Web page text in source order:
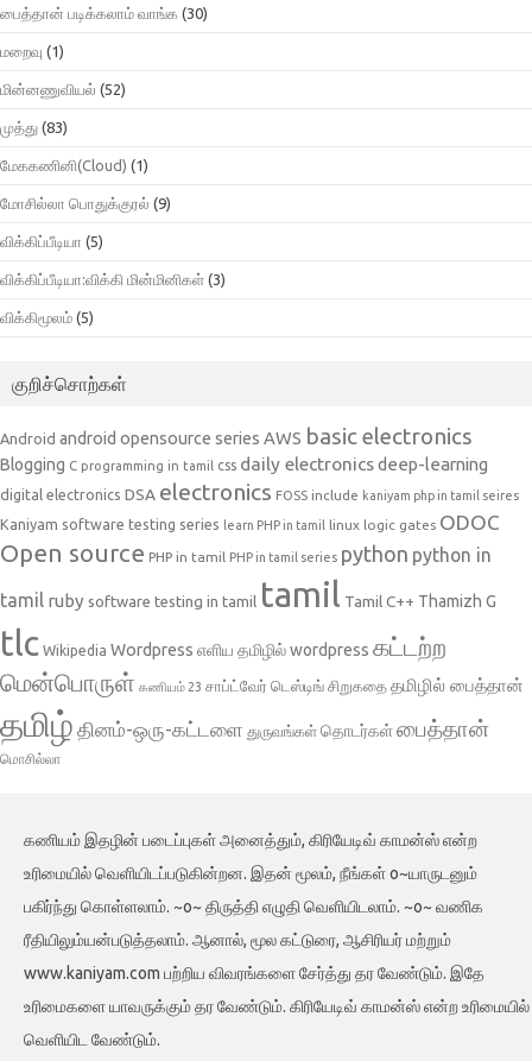
பைத்தான் படிக்கலாம் வாங்க (30)
மறைவு (1)
மின்னணுவியல் (52)
முத்து (83)
மேககணினி(Cloud) (1)
மோசில்லா பொதுக்குரல் (9)
விக்கிப்பீடியா (5)
விக்கிப்பீடியா:விக்கி மின்மினிகள் (3)
விக்கிமூலம் (5)
குறிச்சொற்கள்
Android android opensource series AWS basic electronics
Blogging C programming in tamil css daily electronicsdeep-learning
digital electronics DSA electronics FOSS include kaniyam php in tamil seires
Kaniyam software testing series learn PHP in tamil linux logic gates ODOC
Open source PHP in tamil PHP in tamil series python python in
tamil ruby software testing in tamil tamil Tamil C++ Thamizh G
tlc Wikipedia Wordpress எளிய தமிழில் wordpress கட்டற்ற
மென்பொருள் கணியம் 23 சாப்ட்வேர் டெஸ்டிங் சிறுகதை தமிழில் பைத்தான்
தமிழ் தினம்-ஒரு-கட்டளை துருவங்கள் தொடர்கள்பைத்தான்
மொசில்லா
கணியம் இதழின் படைப்புகள் அனைத்தும், கிரியேடிவ் காமன்ஸ் என்ற
உரிமையில் வெளியிடப்படுகின்றன. இதன் மூலம், நீங்கள் o~யாருடனும்
பகிர்ந்து கொள்ளலாம். ~o~ திருத்தி எழுதி வெளியிடலாம். ~o~ வணிக
ரீதியிலும்யன்படுத்தலாம். ஆனால், மூல கட்டுரை, ஆசிரியர் மற்றும்
www.kaniyam.com பற்றிய விவரங்களை சேர்த்து தர வேண்டும். இதே
உரிமைகளை யாவருக்கும் தர வேண்டும். கிரியேடிவ் காமன்ஸ் என்ற உரிமையில்
வெளியிட வேண்டும்.